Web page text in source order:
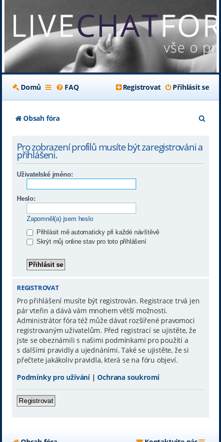
Domů FAQ Přihlásit se
Registrovat
Obsah fóra
Pro zobrazení profilů musíte být zaregistrováni a
přihlášeni.
Uživatelské jméno:
Heslo:
Zapomněl(a) jsem heslo
Přihlásit mě automaticky při každé návštěvě
Skrýt můj online stav pro toto přihlášení
REGISTROVAT
Pro přihlášení musíte být registrován. Registrace trvá jen
pár vteřin a dává vám mnohem větší možnosti.
Administrátor fóra též může dávat rozšířené pravomoci
registrovaným uživatelům. Před registrací se ujistěte, že
jste se obeznámili s našimi podmínkami pro použití a
s dalšími pravidly a ujednáními. Také se ujistěte, že si
přečtete jakákoliv pravidla, která se na fóru objeví.
Podmínky pro užívání|Ochrana soukromí
Registrovat